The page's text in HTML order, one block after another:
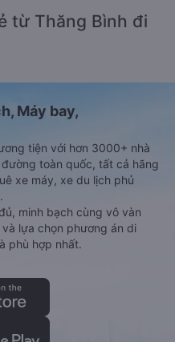
từ Thăng Bình đi
Máy bay,
tiện với hơn 3000+ nhà
toàn quốc, tất cả hãng
xe máy, xe du lịch phủ
minh bạch cùng vô vàn
lựa chọn phương án di
phù hợp nhất.